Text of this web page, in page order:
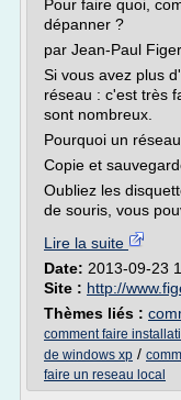
Pour faire quoi,
dépanner ?
par Jean-Paul
Si vous avez plus
réseau : c'est très
sont nombreux.
Pourquoi un
Copie et
Oubliez les
de souris, vous
Lire la suite
Date: 2013-09-23
Site : http://
Thèmes liés :
comment faire
de windows xp /
faire un reseau local